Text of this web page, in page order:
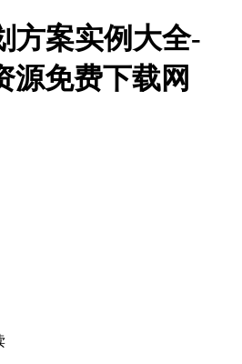
方案实例大全-
源免费下载网